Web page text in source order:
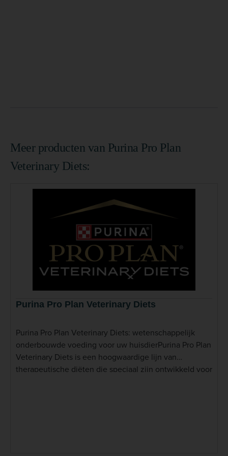
Meer producten van Purina Pro Plan
Veterinary Diets:
Purina Pro Plan Veterinary Diets
Purina Pro Plan Veterinary Diets: wetenschappelijk
onderbouwde voeding voor uw huisdierPurina Pro Plan
Veterinary Diets is een hoogwaardige lijn van
therapeutische diëten die speciaal zijn ontwikkeld voor